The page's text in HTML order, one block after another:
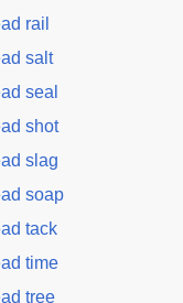
rail
salt
seal
shot
slag
soap
tack
time
tree